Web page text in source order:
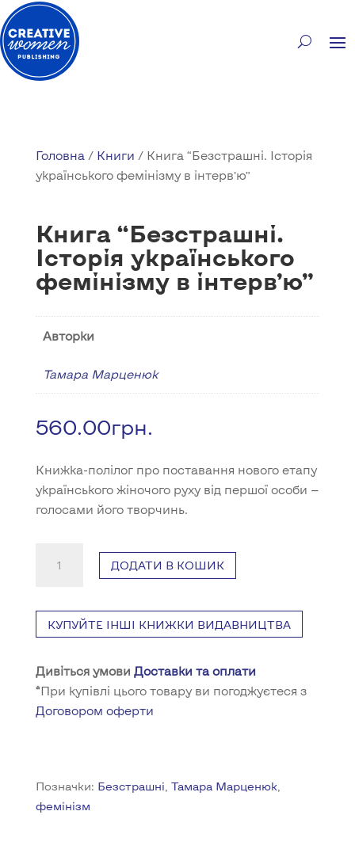
Головна / Книги / Книга “Безстрашні. Історія
українського фемінізму в інтерв’ю”
Книга “Безстрашні.
Історія українського
фемінізму в інтерв’ю”
Авторки
Тамара Марценюк
560.00грн.
Книжка-полілог про поставання нового етапу
українського жіночого руху від першої особи —
голосами його творчинь.
"Безстрашні.
українського
фемінізму
інтерв’ю"
кількість
ДОДАТИ В КОШИК
КУПУЙТЕ ІНШІ КНИЖКИ ВИДАВНИЦТВА
Дивіться умови Доставки та оплати
*При купівлі цього товару ви погоджуєтеся з
Договором оферти
Позначки: Безстрашні Тамара Марценюк,
фемінізм